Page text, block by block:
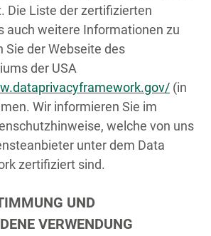
Die Liste der zertifizierten
auch weitere Informationen zu
Sie der Webseite des
der USA
(in
Wir informieren Sie im
welche von uns
unter dem Data
zertifiziert sind.
UND
VERWENDUNG